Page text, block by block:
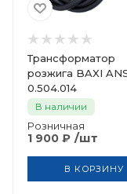
Трансформатор
розжига BAXI
0.504.014
В наличии
Розничная
1 900 ₽ /шт
В КОРЗИНУ